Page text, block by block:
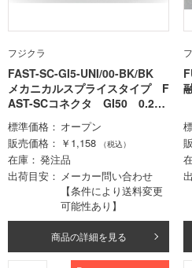
フジクラ
FAST-SC-GI5-UNI/00-BK/BK
メカニカルスプライスタイプ F
AST-SCコネクタ GI50 0.25
mm､0.9mm心線用
標準価格
オープン
販売価格
￥1,158 （税込）
在庫
発注品
出荷目安
メーカー問い合わせ
【条件により送料変更
可能性あり】
商品の詳細を見る